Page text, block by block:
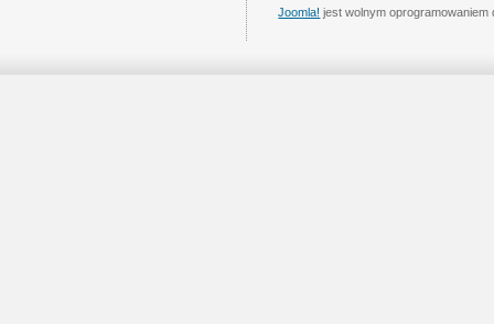
Joomla! jest wolnym